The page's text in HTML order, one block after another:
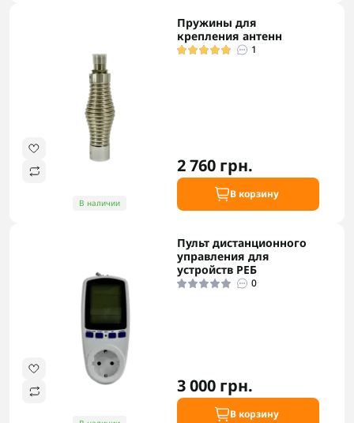
В наличии
Пружины для
крепления антенн
1
2 760 грн.
В корзину
Пульт дистанционного
управления для
устройств РЕБ
0
3 000 грн.
В корзину